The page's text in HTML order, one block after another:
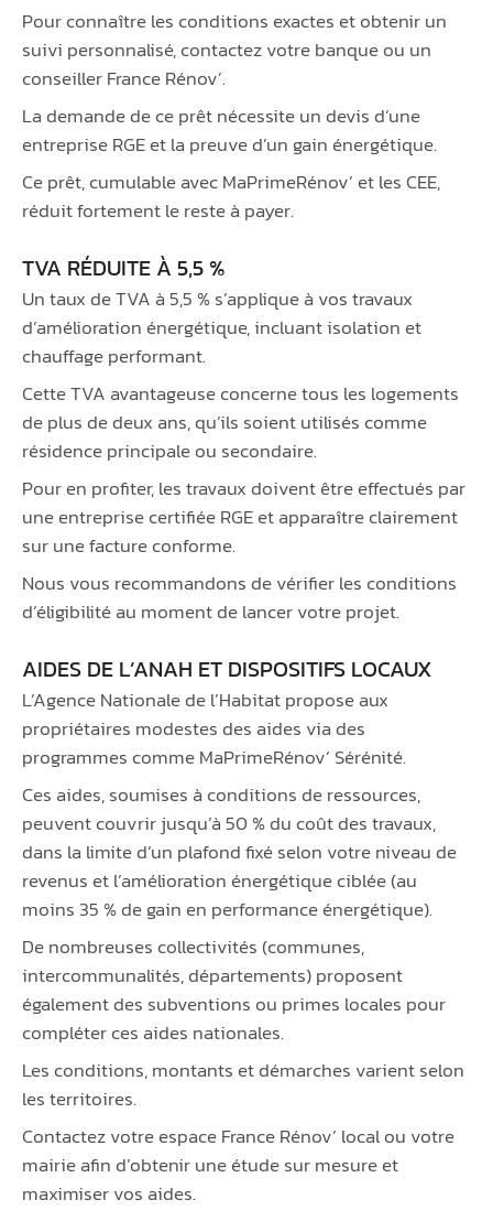
Pour connaître les conditions exactes et obtenir un
suivi personnalisé, contactez votre banque ou un
conseiller France Rénov’.
La demande de ce prêt nécessite un devis d’une
entreprise RGE et la preuve d’un gain énergétique.
Ce prêt, cumulable avec MaPrimeRénov’ et les CEE,
réduit fortement le reste à payer.
TVA RÉDUITE À 5,5 %
Un taux de TVA à 5,5 % s’applique à vos travaux
d’amélioration énergétique, incluant isolation et
chauffage performant.
Cette TVA avantageuse concerne tous les logements
de plus de deux ans, qu’ils soient utilisés comme
résidence principale ou secondaire.
Pour en profiter, les travaux doivent être effectués par
une entreprise certifiée RGE et apparaître clairement
sur une facture conforme.
Nous vous recommandons de vérifier les conditions
d’éligibilité au moment de lancer votre projet.
AIDES DE L’ANAH ET DISPOSITIFS LOCAUX
L’Agence Nationale de l’Habitat propose aux
propriétaires modestes des aides via des
programmes comme MaPrimeRénov’ Sérénité.
Ces aides, soumises à conditions de ressources,
peuvent couvrir jusqu’à 50 % du coût des travaux,
dans la limite d’un plafond fixé selon votre niveau de
revenus et l’amélioration énergétique ciblée (au
moins 35 % de gain en performance énergétique).
De nombreuses collectivités (communes,
intercommunalités, départements) proposent
également des subventions ou primes locales pour
compléter ces aides nationales.
Les conditions, montants et démarches varient selon
les territoires.
Contactez votre espace France Rénov’ local ou votre
mairie afin d’obtenir une étude sur mesure et
maximiser vos aides.